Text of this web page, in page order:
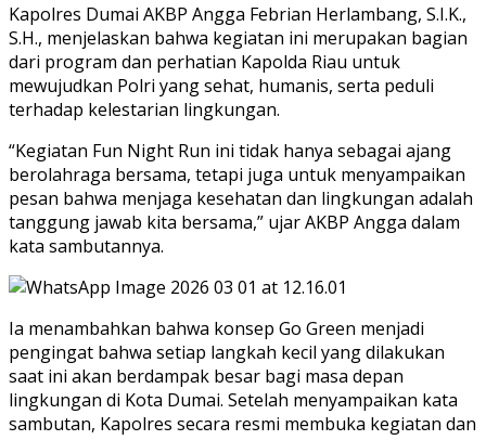
Kapolres Dumai AKBP Angga Febrian Herlambang, S.I.K.,
S.H., menjelaskan bahwa kegiatan ini merupakan bagian
dari program dan perhatian Kapolda Riau untuk
mewujudkan Polri yang sehat, humanis, serta peduli
terhadap kelestarian lingkungan.
“Kegiatan Fun Night Run ini tidak hanya sebagai ajang
berolahraga bersama, tetapi juga untuk menyampaikan
pesan bahwa menjaga kesehatan dan lingkungan adalah
tanggung jawab kita bersama,” ujar AKBP Angga dalam
kata sambutannya.
Ia menambahkan bahwa konsep Go Green menjadi
pengingat bahwa setiap langkah kecil yang dilakukan
saat ini akan berdampak besar bagi masa depan
lingkungan di Kota Dumai. Setelah menyampaikan kata
sambutan, Kapolres secara resmi membuka kegiatan dan